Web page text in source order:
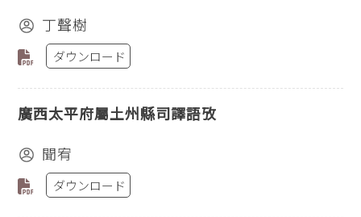
丁聲樹
ダウンロード
廣西太平府屬土州縣司譯語攷
聞宥
ダウンロード